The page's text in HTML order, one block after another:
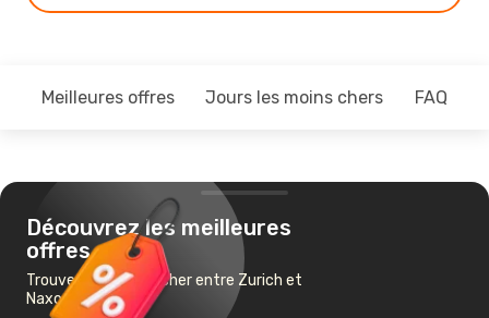
Meilleures offres Jours les moins chers FAQ
Découvrez les meilleures
offres
Trouvez un vol pas cher entre Zurich et
Naxos